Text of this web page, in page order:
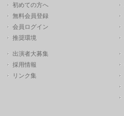
初めての方へ
無料会員登録
会員ログイン
推奨環境
出演者大募集
採用情報
リンク集